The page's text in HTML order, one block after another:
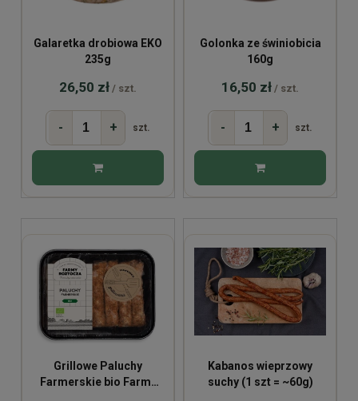
Galaretka drobiowa EKO
235g
26,50 zł / szt.
- + szt.
Golonka ze świniobicia
160g
16,50 zł / szt.
- + szt.
Grillowe Paluchy
Farmerskie bio Farmy
Kabanos wieprzowy
suchy (1 szt = ~60g)